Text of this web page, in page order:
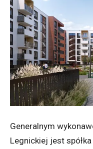
Generalnym
Legnickiej jest